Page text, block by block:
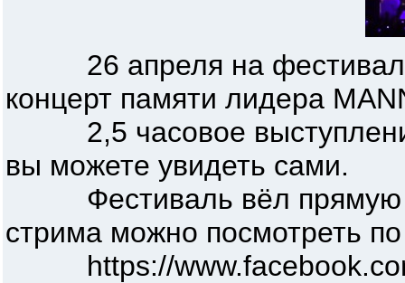
26 апреля на фестивале
концерт памяти лидера
2,5 часовое
вы можете увидеть сами.
Фестиваль вёл прямую
стрима можно посмотреть
https://